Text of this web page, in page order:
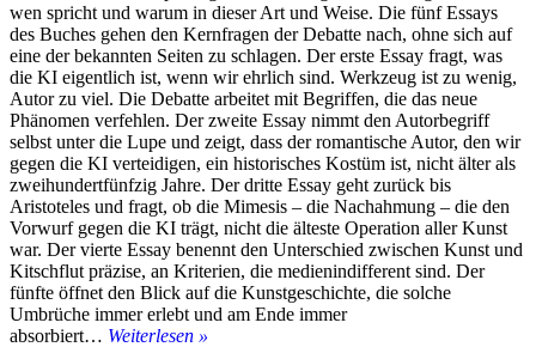
wen spricht und warum in dieser Art und Weise. Die fünf Essays
des Buches gehen den Kernfragen der Debatte nach, ohne sich auf
eine der bekannten Seiten zu schlagen. Der erste Essay fragt, was
die KI eigentlich ist, wenn wir ehrlich sind. Werkzeug ist zu wenig,
Autor zu viel. Die Debatte arbeitet mit Begriffen, die das neue
Phänomen verfehlen. Der zweite Essay nimmt den Autorbegriff
selbst unter die Lupe und zeigt, dass der romantische Autor, den wir
gegen die KI verteidigen, ein historisches Kostüm ist, nicht älter als
zweihundertfünfzig Jahre. Der dritte Essay geht zurück bis
Aristoteles und fragt, ob die Mimesis – die Nachahmung – die den
Vorwurf gegen die KI trägt, nicht die älteste Operation aller Kunst
war. Der vierte Essay benennt den Unterschied zwischen Kunst und
Kitschflut präzise, an Kriterien, die medienindifferent sind. Der
fünfte öffnet den Blick auf die Kunstgeschichte, die solche
Umbrüche immer erlebt und am Ende immer
absorbiert… Weiterlesen »